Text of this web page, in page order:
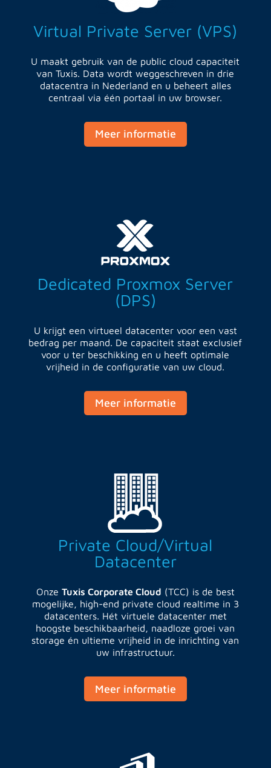
Virtual Private Server (VPS)
U maakt gebruik van de public cloud capaciteit
van Tuxis. Data wordt weggeschreven in drie
datacentra in Nederland en u beheert alles
centraal via één portaal in uw browser.
Meer informatie
Dedicated Proxmox Server
(DPS)
U krijgt een virtueel datacenter voor een vast
bedrag per maand. De capaciteit staat exclusief
voor u ter beschikking en u heeft optimale
vrijheid in de configuratie van uw cloud.
Meer informatie
Private Cloud/Virtual
Datacenter
Onze Tuxis Corporate Cloud (TCC) is de best
mogelijke, high-end private cloud realtime in 3
datacenters. Hét virtuele datacenter met
hoogste beschikbaarheid, naadloze groei van
storage én ultieme vrijheid in de inrichting van
uw infrastructuur.
Meer informatie